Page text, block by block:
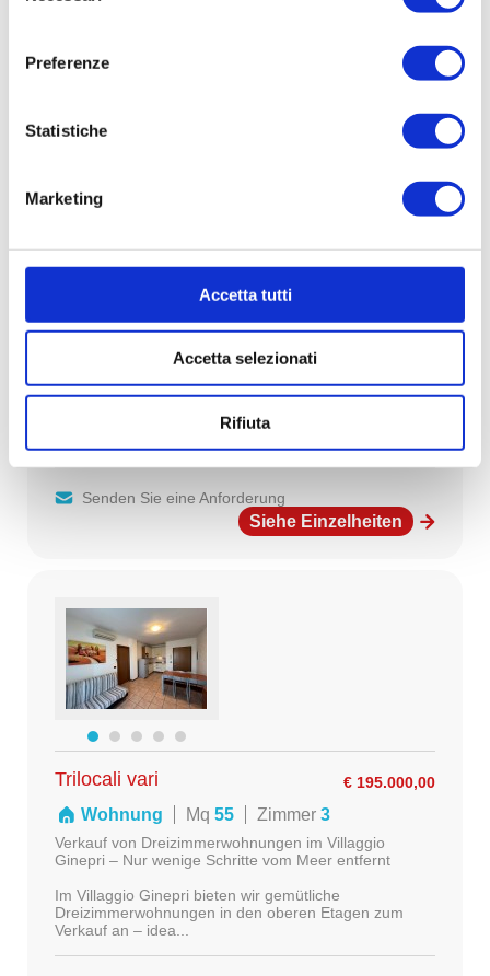
Preferenze
Statistiche
Marketing
Accetta tutti
Accetta selezionati
Rifiuta
Bibione Lido del Sole, bieten wir eine
zum Verkauf an – ideal, um das Morgenlicht und die
Senden Sie eine Anforderung
Siehe Einzelheiten
€ 195.000,00
Trilocali vari
Wohnung Mq 55 Zimmer 3
Verkauf von Dreizimmerwohnungen im Villaggio
Ginepri – Nur wenige Schritte vom Meer entfernt
Im Villaggio Ginepri bieten wir gemütliche
Dreizimmerwohnungen in den oberen Etagen zum
Verkauf an – idea...